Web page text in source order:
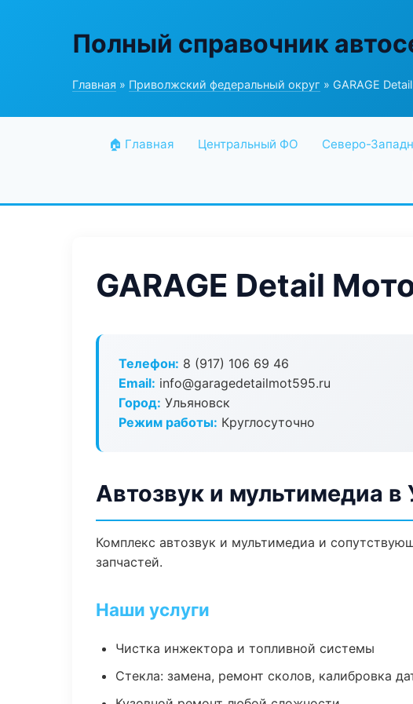
Полный справочник
Главная » Приволжский федеральный округ » GARAGE
🏠 Главная Центральный ФО Северо-
GARAGE Detail
Телефон: 8 (917) 106 69 46
Email: info@garagedetailmot595.ru
Город: Ульяновск
Режим работы: Круглосуточно
Автозвук и мультимедиа в
Комплекс автозвук и мультимедиа и
запчастей.
Наши услуги
Чистка инжектора и топливной системы
Стекла: замена, ремонт сколов, калибровка